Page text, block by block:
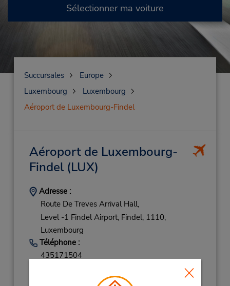
Sélectionner ma voiture
Succursales
Europe
Luxembourg
Luxembourg
Aéroport de Luxembourg-Findel
Aéroport de Luxembourg-
Findel(LUX)
Adresse :
Route De Treves Arrival Hall,
Level -1 Findel Airport, Findel, 1110,
Luxembourg
Téléphone :
435171504
Sun 12:00 PM - 8:00 PM; Mon - Fri 8:00 AM -